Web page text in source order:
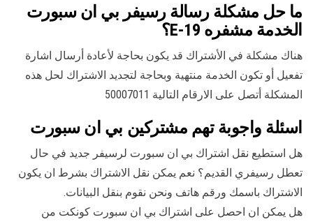
ما حل مشكلة رسالة رسيفر بي ان سبورت
الخدمة مشفره E-19؟
هناك مشكلة في الأشتراك قد يكون بحاجة لأعادة أرسال اشارة
تفعيل أو تكون الخدمة منتهية وبحاجة لتجديد الاشتراك لحل هذه
المشكلة أتصل على الارقام التالية 50007011
اسئلة واجوبة تهم مشتركين بي ان سبورت
هل استطيع نقل اشتراك بي ان سبورت لرسيفر جديد في حال
تعطل رسيفري القديم؟ نعم يمكن نقل الاشتراك بشرط ان يكون
الاشتراك باسمك ورقم هاتف ونحن نقوم بنقل البيانات.
هل يمكن ان احصل على اشتراك بي ان سبورت كونكت من